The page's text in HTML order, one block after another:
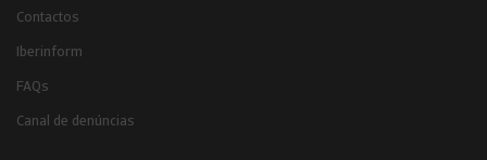
Contactos
Iberinform
FAQs
Canal de denúncias